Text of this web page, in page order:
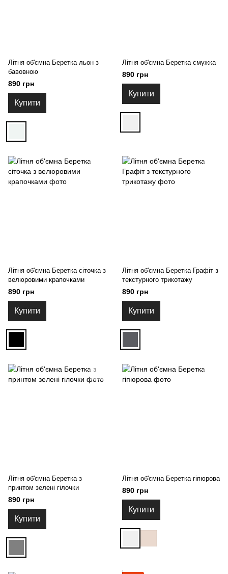
Літня об'ємна Беретка льон з
бавовною
890 грн
Купити
Літня об'ємна Беретка смужка
890 грн
Купити
Літня об'ємна Беретка сіточка з
велюровими крапочками
890 грн
Купити
Літня об'ємна Беретка Графіт з
текстурного трикотажу
890 грн
Купити
Літня об'ємна Беретка з
принтом зелені гілочки
890 грн
Купити
Літня об'ємна Беретка гіпюрова
890 грн
Купити